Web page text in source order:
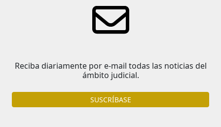
Reciba diariamente por e-mail todas las noticias del
ámbito judicial.
SUSCRÍBASE